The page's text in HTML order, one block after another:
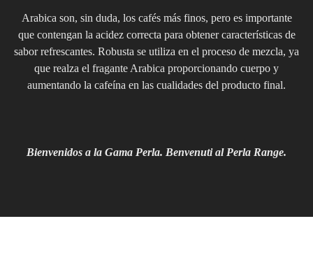
Arabica son, sin duda, los cafés más finos, pero es importante
que contengan la acidez correcta para obtener características de
sabor refrescantes. Robusta se utiliza en el proceso de mezcla, ya
que realza el fragante Arabica proporcionando cuerpo y
aumentando la cafeína en las cualidades del producto final.
Bienvenidos a la Gama Perla. Benvenuti al Perla Range.